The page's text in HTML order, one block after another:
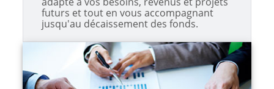
futurs et tout en vous accompagnant
jusqu'au décaissement des fonds.